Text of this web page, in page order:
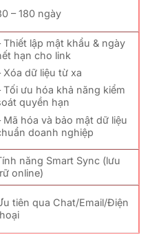
– 180 ngày
Thiết lập mật khẩu & ngày
hạn cho link
Xóa dữ liệu từ xa
Tối ưu hóa khả năng kiểm
quyền hạn
Mã hóa và bảo mật dữ liệu
doanh nghiệp
năng Smart Sync (lưu
online)
tiên qua Chat/Email/Điện